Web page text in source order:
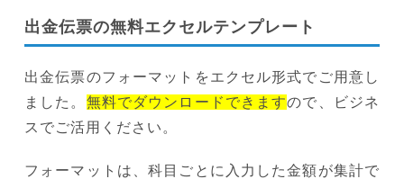
出金伝票の無料エクセルテンプレート
出金伝票のフォーマットをエクセル形式でご用意し
ました。 無料でダウンロードできますので、ビジネ
スでご活用ください。
フォーマットは、科目ごとに入力した金額が集計で